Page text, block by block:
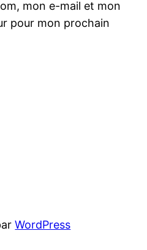
mon e-mail et mon
pour mon prochain
WordPress